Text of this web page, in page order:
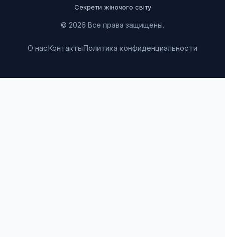
Секрети жіночого світу
© 2026 Все права защищены.
О насКонтактыПолитика конфиденциальности